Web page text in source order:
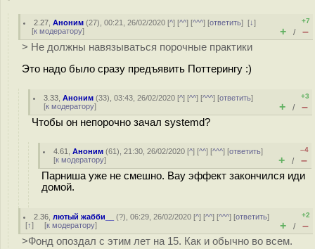
2.27 ,Аноним (27), 00:21, 26/02/2020 [^] [^^] [^^^] [ответить][↓]
[к модератору]
+7
+ / –
> Не должны навязываться порочные практики
Это надо было сразу предъявить Поттерингу :)
3.33 ,Аноним (33), 03:43, 26/02/2020 [^] [^^] [^^^] [ответить]
[к модератору]
+3
+ / –
Чтобы он непорочно зачал systemd?
4.61 ,Аноним (61), 21:30, 26/02/2020 [^] [^^] [^^^] [ответить]
[к модератору]
–4
+ / –
Парниша уже не смешно. Вау эффект закончился иди
домой.
2.36 ,лютый жабби__ (?), 06:29, 26/02/2020 [^] [^^] [^^^] [ответить]
[↑] [к модератору]
+2
+ / –
>Фонд опоздал с этим лет на 15. Как и обычно во всем.